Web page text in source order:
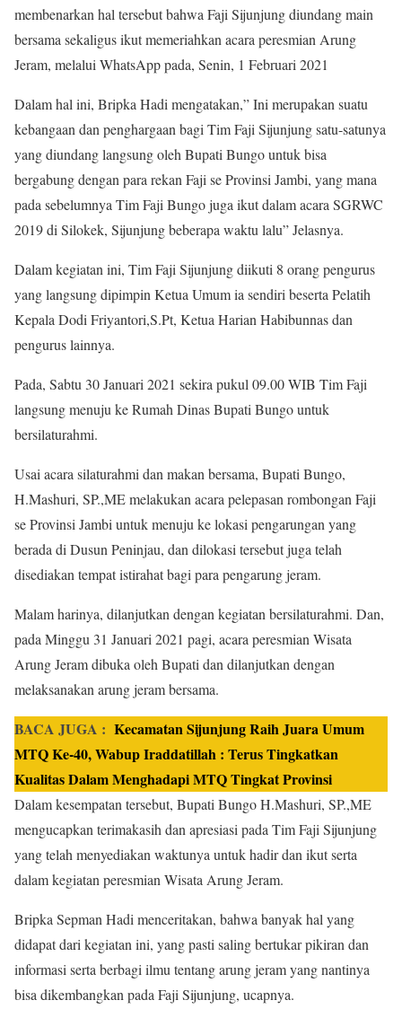
membenarkan hal tersebut bahwa Faji Sijunjung diundang main
bersama sekaligus ikut memeriahkan acara peresmian Arung
Jeram, melalui WhatsApp pada, Senin, 1 Februari 2021
Dalam hal ini, Bripka Hadi mengatakan,” Ini merupakan suatu
kebangaan dan penghargaan bagi Tim Faji Sijunjung satu-satunya
yang diundang langsung oleh Bupati Bungo untuk bisa
bergabung dengan para rekan Faji se Provinsi Jambi, yang mana
pada sebelumnya Tim Faji Bungo juga ikut dalam acara SGRWC
2019 di Silokek, Sijunjung beberapa waktu lalu” Jelasnya.
Dalam kegiatan ini, Tim Faji Sijunjung diikuti 8 orang pengurus
yang langsung dipimpin Ketua Umum ia sendiri beserta Pelatih
Kepala Dodi Friyantori,S.Pt, Ketua Harian Habibunnas dan
pengurus lainnya.
Pada, Sabtu 30 Januari 2021 sekira pukul 09.00 WIB Tim Faji
langsung menuju ke Rumah Dinas Bupati Bungo untuk
bersilaturahmi.
Usai acara silaturahmi dan makan bersama, Bupati Bungo,
H.Mashuri, SP.,ME melakukan acara pelepasan rombongan Faji
se Provinsi Jambi untuk menuju ke lokasi pengarungan yang
berada di Dusun Peninjau, dan dilokasi tersebut juga telah
disediakan tempat istirahat bagi para pengarung jeram.
Malam harinya, dilanjutkan dengan kegiatan bersilaturahmi. Dan,
pada Minggu 31 Januari 2021 pagi, acara peresmian Wisata
Arung Jeram dibuka oleh Bupati dan dilanjutkan dengan
melaksanakan arung jeram bersama.
BACA JUGA : Kecamatan Sijunjung Raih Juara Umum
MTQ Ke-40, Wabup Iraddatillah : Terus Tingkatkan
Kualitas Dalam Menghadapi MTQ Tingkat Provinsi
Dalam kesempatan tersebut, Bupati Bungo H.Mashuri, SP.,ME
mengucapkan terimakasih dan apresiasi pada Tim Faji Sijunjung
yang telah menyediakan waktunya untuk hadir dan ikut serta
dalam kegiatan peresmian Wisata Arung Jeram.
Bripka Sepman Hadi menceritakan, bahwa banyak hal yang
didapat dari kegiatan ini, yang pasti saling bertukar pikiran dan
informasi serta berbagi ilmu tentang arung jeram yang nantinya
bisa dikembangkan pada Faji Sijunjung, ucapnya.